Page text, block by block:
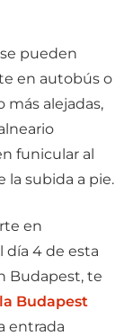
pueden
en autobús o
alejadas,
funicular al
la subida a pie.
en
día 4 de esta
Budapest, te
Budapest
entrada